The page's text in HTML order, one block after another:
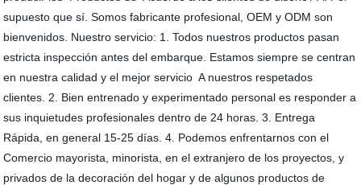
supuesto que sí. Somos fabricante profesional, OEM y ODM son
bienvenidos. Nuestro servicio: 1. Todos nuestros productos pasan
estricta inspección antes del embarque. Estamos siempre se centran
en nuestra calidad y el mejor servicio A nuestros respetados
clientes. 2. Bien entrenado y experimentado personal es responder a
sus inquietudes profesionales dentro de 24 horas. 3. Entrega
Rápida, en general 15-25 días. 4. Podemos enfrentarnos con el
Comercio mayorista, minorista, en el extranjero de los proyectos, y
privados de la decoración del hogar y de algunos productos de